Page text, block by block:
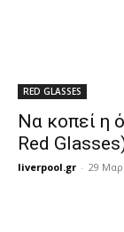
RED GLASSES
Να κοπεί η
Red
liverpool.gr - 29